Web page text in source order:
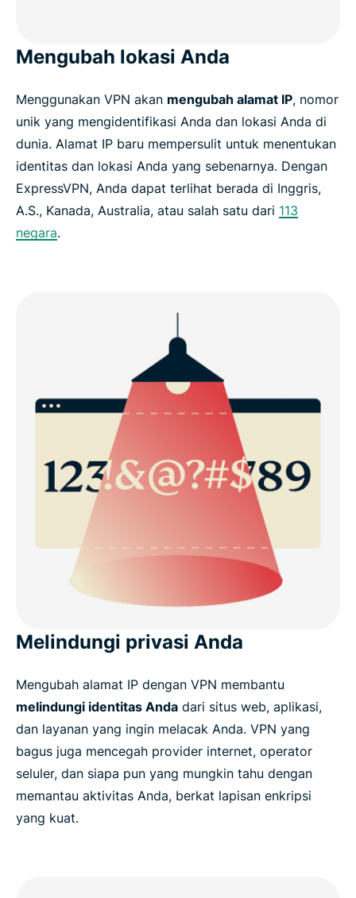
Mengubah lokasi Anda
Menggunakan VPN akan mengubah alamat IP, nomor
unik yang mengidentifikasi Anda dan lokasi Anda di
dunia. Alamat IP baru mempersulit untuk menentukan
identitas dan lokasi Anda yang sebenarnya. Dengan
ExpressVPN, Anda dapat terlihat berada di Inggris,
A.S., Kanada, Australia, atau salah satu dari 113
negara.
Melindungi privasi Anda
Mengubah alamat IP dengan VPN membantu
melindungi identitas Anda dari situs web, aplikasi,
dan layanan yang ingin melacak Anda. VPN yang
bagus juga mencegah provider internet, operator
seluler, dan siapa pun yang mungkin tahu dengan
memantau aktivitas Anda, berkat lapisan enkripsi
yang kuat.